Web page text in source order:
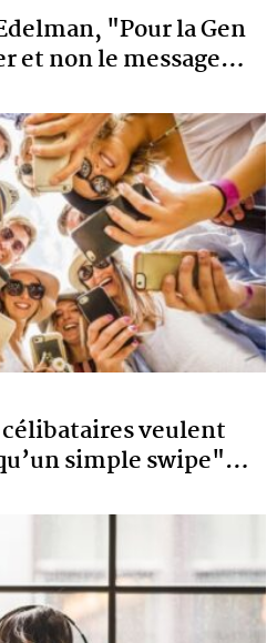
"Pour la Gen
et non le message…
veulent
simple swipe"…